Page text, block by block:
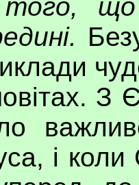
того,
З
і